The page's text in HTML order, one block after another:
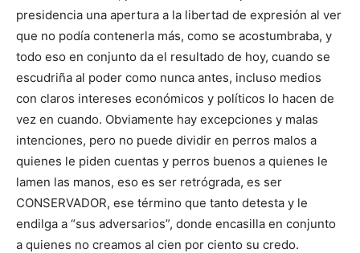
presidencia una apertura a la libertad de expresión al ver
que no podía contenerla más, como se acostumbraba, y
todo eso en conjunto da el resultado de hoy, cuando se
escudriña al poder como nunca antes, incluso medios
con claros intereses económicos y políticos lo hacen de
vez en cuando. Obviamente hay excepciones y malas
intenciones, pero no puede dividir en perros malos a
quienes le piden cuentas y perros buenos a quienes le
lamen las manos, eso es ser retrógrada, es ser
CONSERVADOR, ese término que tanto detesta y le
endilga a “sus adversarios”, donde encasilla en conjunto
a quienes no creamos al cien por ciento su credo.